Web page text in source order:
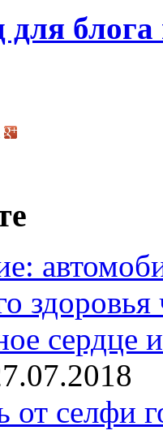
для
здоровья
сердце
от селфи